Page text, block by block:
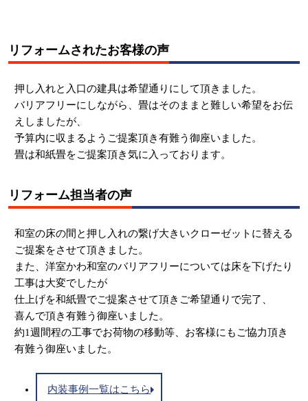
リフォームされたお客様の声
押し入れと入口の建具は希望通りにして頂きました。
バリアフリーにしながら、畳はそのままと難しい希望をお伝
えしましたが、
予算内に収まるようご提案頂き有難う御座いました。
畳は和紙畳をご提案頂き気に入っております。
リフォーム担当者の声
和室の床の間と押し入れの繋げ大きいクローゼットに替える
ご提案をさせて頂きました。
また、洋室かわ和室のバリアフリーについては床を下げたり
工事は大変でしたが
仕上げを和紙畳でご提案させて頂きご希望通りで完了、
喜んで頂き有難う御座いました。
約1週間程の工事でお荷物の移動等、お客様にもご協力頂き
有難う御座いました。
内装事例一覧はこちら